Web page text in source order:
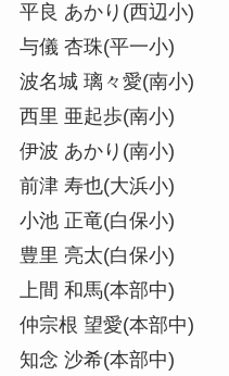
平良 あかり(西辺小)
与儀 杏珠(平一小)
波名城 璃々愛(南小)
西里 亜起歩(南小)
伊波 あかり(南小)
前津 寿也(大浜小)
小池 正竜(白保小)
豊里 亮太(白保小)
上間 和馬(本部中)
仲宗根 望愛(本部中)
知念 沙希(本部中)